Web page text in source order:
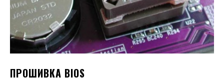
ПРОШИВКА BIOS